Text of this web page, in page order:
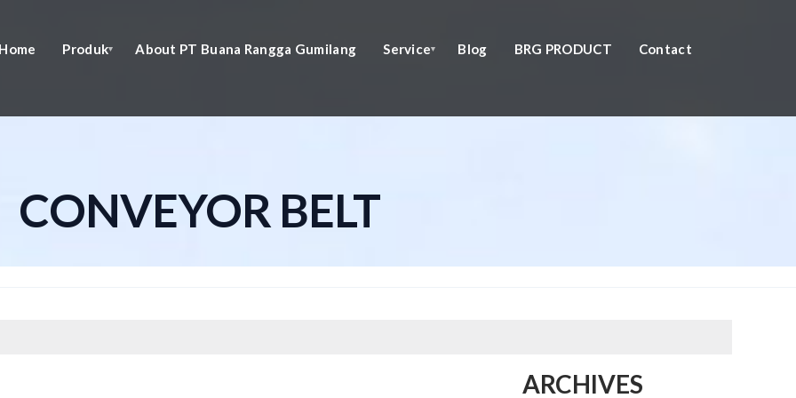
Home Produk About PT Buana Rangga Gumilang Service Blog BRG PRODUCT Contact
CONVEYOR BELT
ARCHIVES